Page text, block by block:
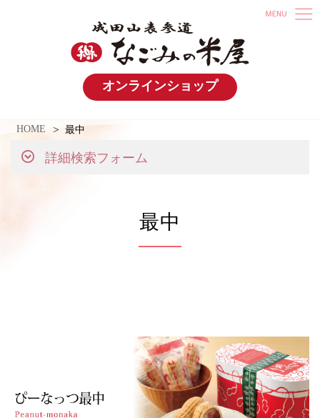
オンラインショップ
HOME 最中
詳細検索フォーム
最中